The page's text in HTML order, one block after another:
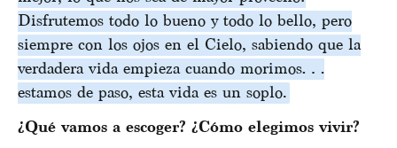
Disfrutemos todo lo bueno y todo lo bello, pero
siempre con los ojos en el Cielo, sabiendo que la
verdadera vida empieza cuando morimos…
estamos de paso, esta vida es un soplo.
¿Qué vamos a escoger? ¿Cómo elegimos vivir?